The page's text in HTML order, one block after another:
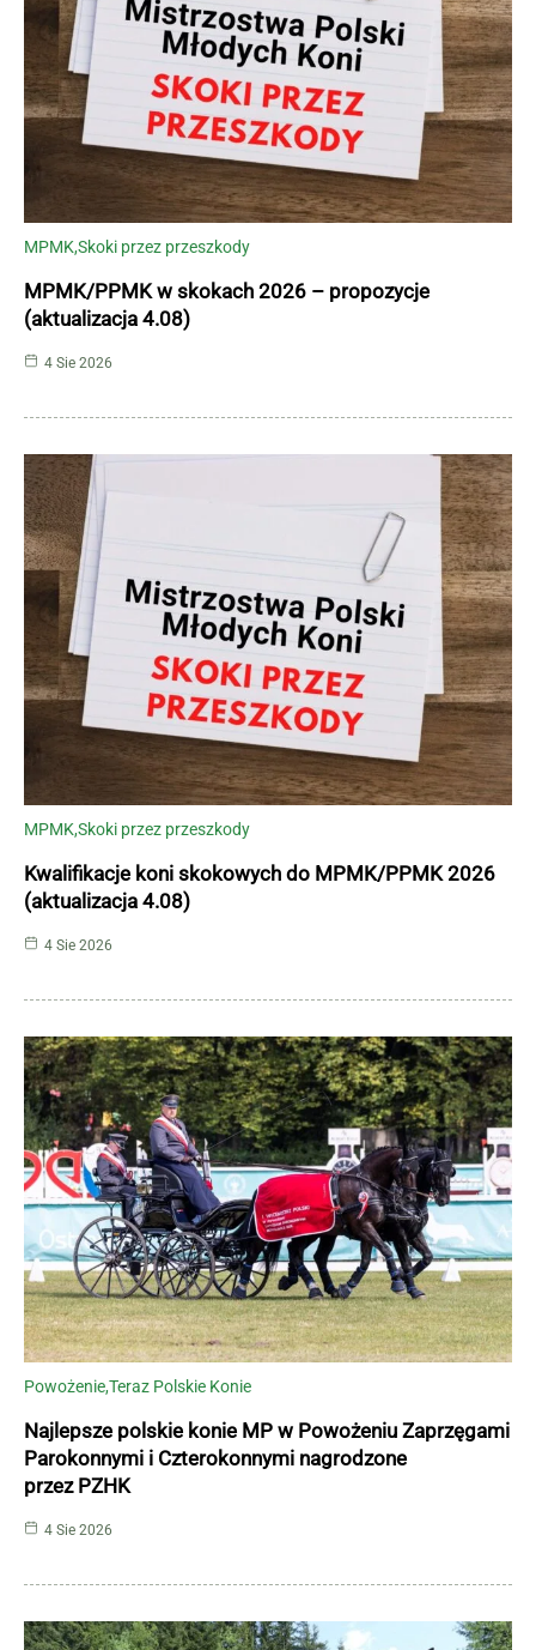
MPMKSkoki przez przeszkody
MPMK/PPMK w skokach 2026 – propozycje
(aktualizacja 4.08)
4 Sie 2026
MPMKSkoki przez przeszkody
Kwalifikacje koni skokowych do MPMK/PPMK 2026
(aktualizacja 4.08)
4 Sie 2026
PowożenieTeraz Polskie Konie
Najlepsze polskie konie MP w Powożeniu Zaprzęgami
Parokonnymi i Czterokonnymi nagrodzone
przez PZHK
4 Sie 2026